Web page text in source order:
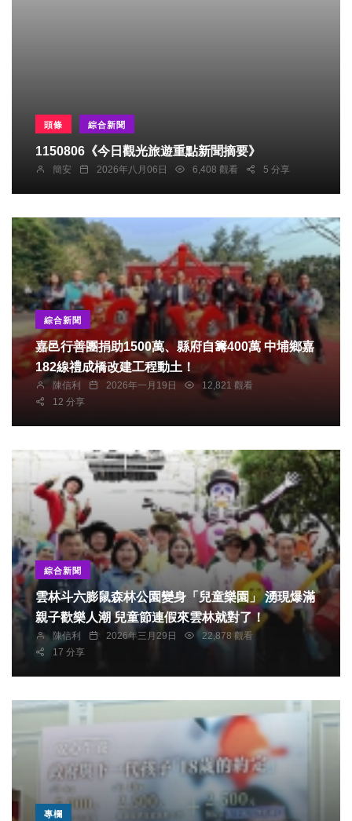
頭條 綜合新聞
1150806《今日觀光旅遊重點新聞摘要》
簡安 2026年八月06日 6,408 觀看 5 分享
綜合新聞
嘉邑行善團捐助1500萬、縣府自籌400萬 中埔鄉嘉
182線禮成橋改建工程動土！
陳信利 2026年一月19日
12,821 觀看
12 分享
綜合新聞
雲林斗六膨鼠森林公園變身「兒童樂園」 湧現爆滿
親子歡樂人潮 兒童節連假來雲林就對了！
陳信利 2026年三月29日
22,878 觀看
17 分享
專欄